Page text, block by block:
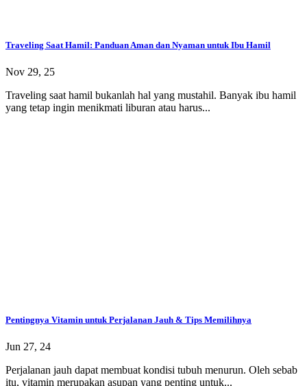
Traveling Saat Hamil: Panduan Aman dan Nyaman untuk Ibu Hamil
Nov 29, 25
Traveling saat hamil bukanlah hal yang mustahil. Banyak ibu hamil
yang tetap ingin menikmati liburan atau harus...
Pentingnya Vitamin untuk Perjalanan Jauh & Tips Memilihnya
Jun 27, 24
Perjalanan jauh dapat membuat kondisi tubuh menurun. Oleh sebab
itu, vitamin merupakan asupan yang penting untuk...